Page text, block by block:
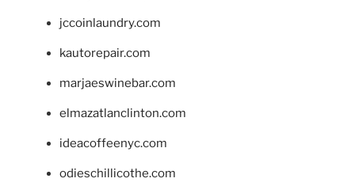
jccoinlaundry.com
kautorepair.com
marjaeswinebar.com
elmazatlanclinton.com
ideacoffeenyc.com
odieschillicothe.com